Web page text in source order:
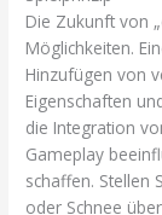
Die Zukunft von
Möglichkeiten.
Hinzufügen von
Eigenschaften
die Integration
Gameplay
schaffen. Stellen
oder Schnee